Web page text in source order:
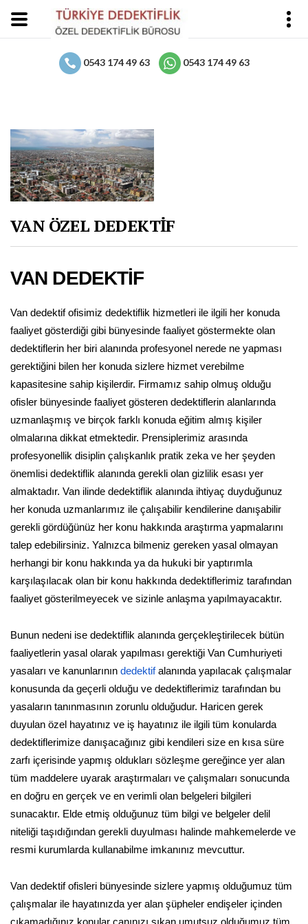
0543 174 49 63 0543 174 49 63
VAN ÖZEL DEDEKTİF
VAN DEDEKTİF
Van dedektif ofisimiz dedektiflik hizmetleri ile ilgili her konuda
faaliyet gösterdiği gibi bünyesinde faaliyet göstermekte olan
dedektiflerin her biri alanında profesyonel nerede ne yapması
gerektiğini bilen her konuda sizlere hizmet verebilme
kapasitesine sahip kişilerdir. Firmamız sahip olmuş olduğu
ofisler bünyesinde faaliyet gösteren dedektiflerin alanlarında
uzmanlaşmış ve birçok farklı konuda eğitim almış kişiler
olmalarına dikkat etmektedir. Prensiplerimiz arasında
profesyonellik disiplin çalışkanlık pratik zeka ve her şeyden
önemlisi dedektiflik alanında gerekli olan gizlilik esası yer
almaktadır. Van ilinde dedektiflik alanında ihtiyaç duyduğunuz
her konuda uzmanlarımız ile çalışabilir kendilerine danışabilir
gerekli gördüğünüz her konu hakkında araştırma yapmalarını
talep edebilirsiniz. Yalnızca bilmeniz gereken yasal olmayan
herhangi bir konu hakkında ya da hukuki bir yaptırımla
karşılaşılacak olan bir konu hakkında dedektiflerimiz tarafından
faaliyet gösterilmeyecek ve sizinle anlaşma yapılmayacaktır.
Bunun nedeni ise dedektiflik alanında gerçekleştirilecek bütün
faaliyetlerin yasal olarak yapılması gerektiği Van Cumhuriyeti
yasaları ve kanunlarının dedektifalanında yapılacak çalışmalar
konusunda da geçerli olduğu ve dedektiflerimiz tarafından bu
yasaların tanınmasının zorunlu olduğudur. Haricen gerek
duyulan özel hayatınız ve iş hayatınız ile ilgili tüm konularda
dedektiflerimize danışacağınız gibi kendileri size en kısa süre
zarfı içerisinde yapmış oldukları sözleşme gereğince yer alan
tüm maddelere uyarak araştırmaları ve çalışmaları sonucunda
en doğru en gerçek ve en verimli olan belgeleri bilgileri
sunacaktır. Elde etmiş olduğunuz tüm bilgi ve belgeler delil
niteliği taşıdığından gerekli duyulması halinde mahkemelerde ve
resmi kurumlarda kullanabilme imkanınız mevcuttur.
Van dedektif ofisleri bünyesinde sizlere yapmış olduğumuz tüm
çalışmalar ile hayatınızda yer alan şüpheler endişeler içinden
çıkamadığınız konular canınızı sıkan umutsuz olduğumuz tüm